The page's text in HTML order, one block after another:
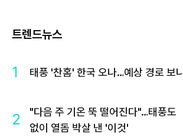
트렌드뉴스
1 태풍 '찬홈' 한국 오나…예상 경로 보니
2
"다음 주 기온 뚝 떨어진다"…태풍도
없이 열돔 박살 낸 '이것'